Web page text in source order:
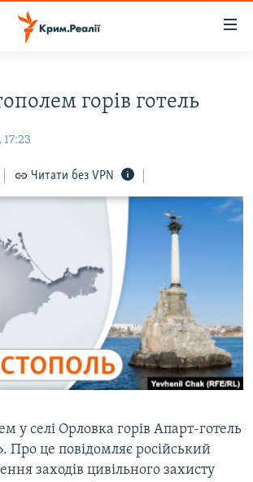
КРИМУ
горів готель
Читати без VPN
у селі Орловка горів Апарт-готель
Про це повідомляє російський
заходів цивільного захисту